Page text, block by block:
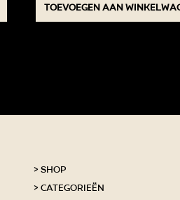
Toevoegen aan
Shop
Categorieën